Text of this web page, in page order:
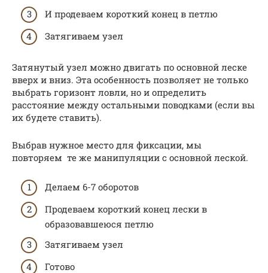
И продеваем короткий конец в петлю
Затягиваем узел
Затянутый узел можно двигать по основной леске
вверх и вниз. Эта особенность позволяет не только
выбрать горизонт ловли, но и определить
расстояние между остальными поводками (если вы
их будете ставить).
Выбрав нужное место для фиксации, мы
повторяем те же манипуляции с основной леской.
Делаем 6-7 оборотов
Продеваем короткий конец лески в
образовавшеюся петлю
Затягиваем узел
Готово